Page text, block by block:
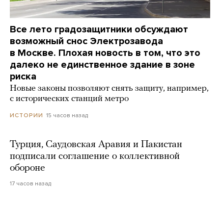
Все лето градозащитники обсуждают
возможный снос Электрозавода
в Москве. Плохая новость в том, что это
далеко не единственное здание в зоне
риска
Новые законы позволяют снять защиту, например,
с исторических станций метро
ИСТОРИИ 15 часов назад
Турция, Саудовская Аравия и Пакистан
подписали соглашение о коллективной
обороне
17 часов назад